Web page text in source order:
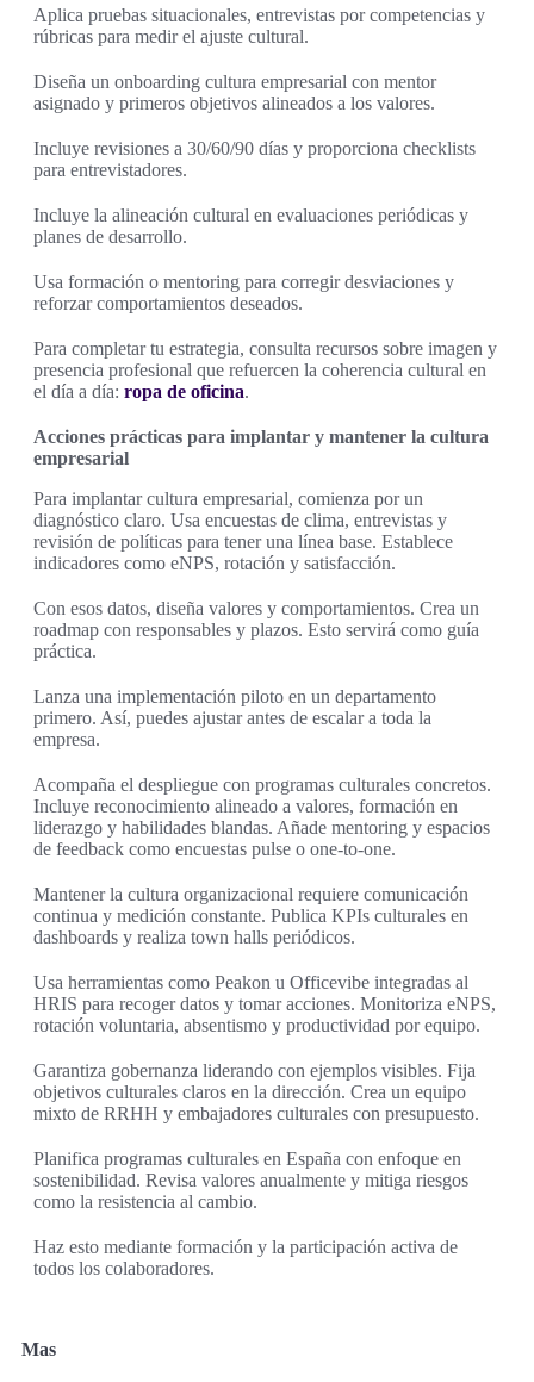
Aplica pruebas situacionales, entrevistas por competencias y
rúbricas para medir el ajuste cultural.
Diseña un onboarding cultura empresarial con mentor
asignado y primeros objetivos alineados a los valores.
Incluye revisiones a 30/60/90 días y proporciona checklists
para entrevistadores.
Incluye la alineación cultural en evaluaciones periódicas y
planes de desarrollo.
Usa formación o mentoring para corregir desviaciones y
reforzar comportamientos deseados.
Para completar tu estrategia, consulta recursos sobre imagen y
presencia profesional que refuercen la coherencia cultural en
el día a día: ropa de oficina.
Acciones prácticas para implantar y mantener la cultura
empresarial
Para implantar cultura empresarial, comienza por un
diagnóstico claro. Usa encuestas de clima, entrevistas y
revisión de políticas para tener una línea base. Establece
indicadores como eNPS, rotación y satisfacción.
Con esos datos, diseña valores y comportamientos. Crea un
roadmap con responsables y plazos. Esto servirá como guía
práctica.
Lanza una implementación piloto en un departamento
primero. Así, puedes ajustar antes de escalar a toda la
empresa.
Acompaña el despliegue con programas culturales concretos.
Incluye reconocimiento alineado a valores, formación en
liderazgo y habilidades blandas. Añade mentoring y espacios
de feedback como encuestas pulse o one-to-one.
Mantener la cultura organizacional requiere comunicación
continua y medición constante. Publica KPIs culturales en
dashboards y realiza town halls periódicos.
Usa herramientas como Peakon u Officevibe integradas al
HRIS para recoger datos y tomar acciones. Monitoriza eNPS,
rotación voluntaria, absentismo y productividad por equipo.
Garantiza gobernanza liderando con ejemplos visibles. Fija
objetivos culturales claros en la dirección. Crea un equipo
mixto de RRHH y embajadores culturales con presupuesto.
Planifica programas culturales en España con enfoque en
sostenibilidad. Revisa valores anualmente y mitiga riesgos
como la resistencia al cambio.
Haz esto mediante formación y la participación activa de
todos los colaboradores.
Mas